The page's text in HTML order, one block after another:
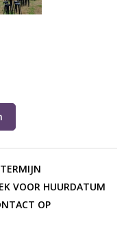
houten
VOOR HUURDATUM
OP